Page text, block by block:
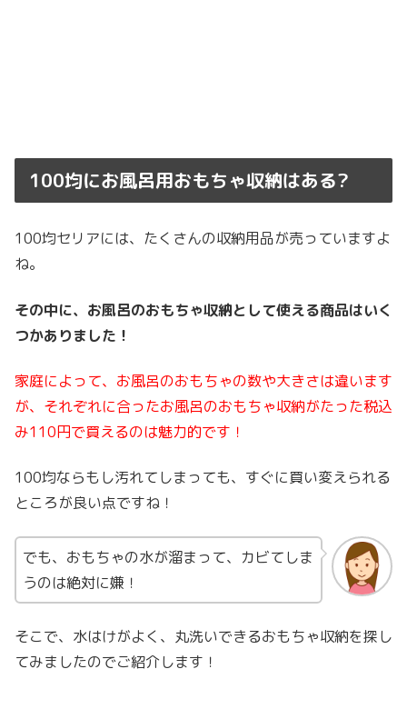
100均にお風呂用おもちゃ収納はある?
100均セリアには、たくさんの収納用品が売っていますよ
ね。
その中に、お風呂のおもちゃ収納として使える商品はいく
つかありました！
家庭によって、お風呂のおもちゃの数や大きさは違います
が、それぞれに合ったお風呂のおもちゃ収納がたった税込
み110円で買えるのは魅力的です！
100均ならもし汚れてしまっても、すぐに買い変えられる
ところが良い点ですね！
でも、おもちゃの水が溜まって、カビてしま
うのは絶対に嫌！
そこで、水はけがよく、丸洗いできるおもちゃ収納を探し
てみましたのでご紹介します！